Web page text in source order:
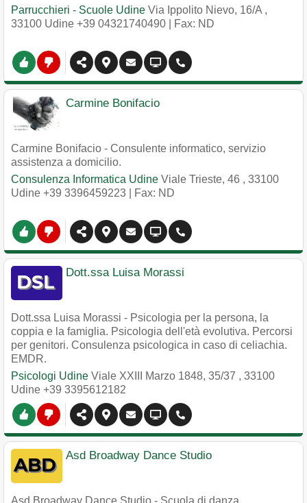
Parrucchieri - Scuole Udine Via Ippolito Nievo, 16/A ,
33100 Udine +39 04321740490 | Fax: ND
Carmine Bonifacio
Carmine Bonifacio - Consulente informatico, servizio
assistenza a domicilio.
Consulenza Informatica Udine Viale Trieste, 46 , 33100
Udine +39 3396459223 | Fax: ND
Dott.ssa Luisa Morassi
Dott.ssa Luisa Morassi - Psicologia per la persona, la
coppia e la famiglia. Psicologia dell'età evolutiva. Percorsi
per genitori. Consulenza psicologica in caso di celiachia.
EMDR.
Psicologi Udine Viale XXIII Marzo 1848, 35/37 , 33100
Udine +39 3395612182
Asd Broadway Dance Studio
Asd Broadway Dance Studio - Scuola di danza.